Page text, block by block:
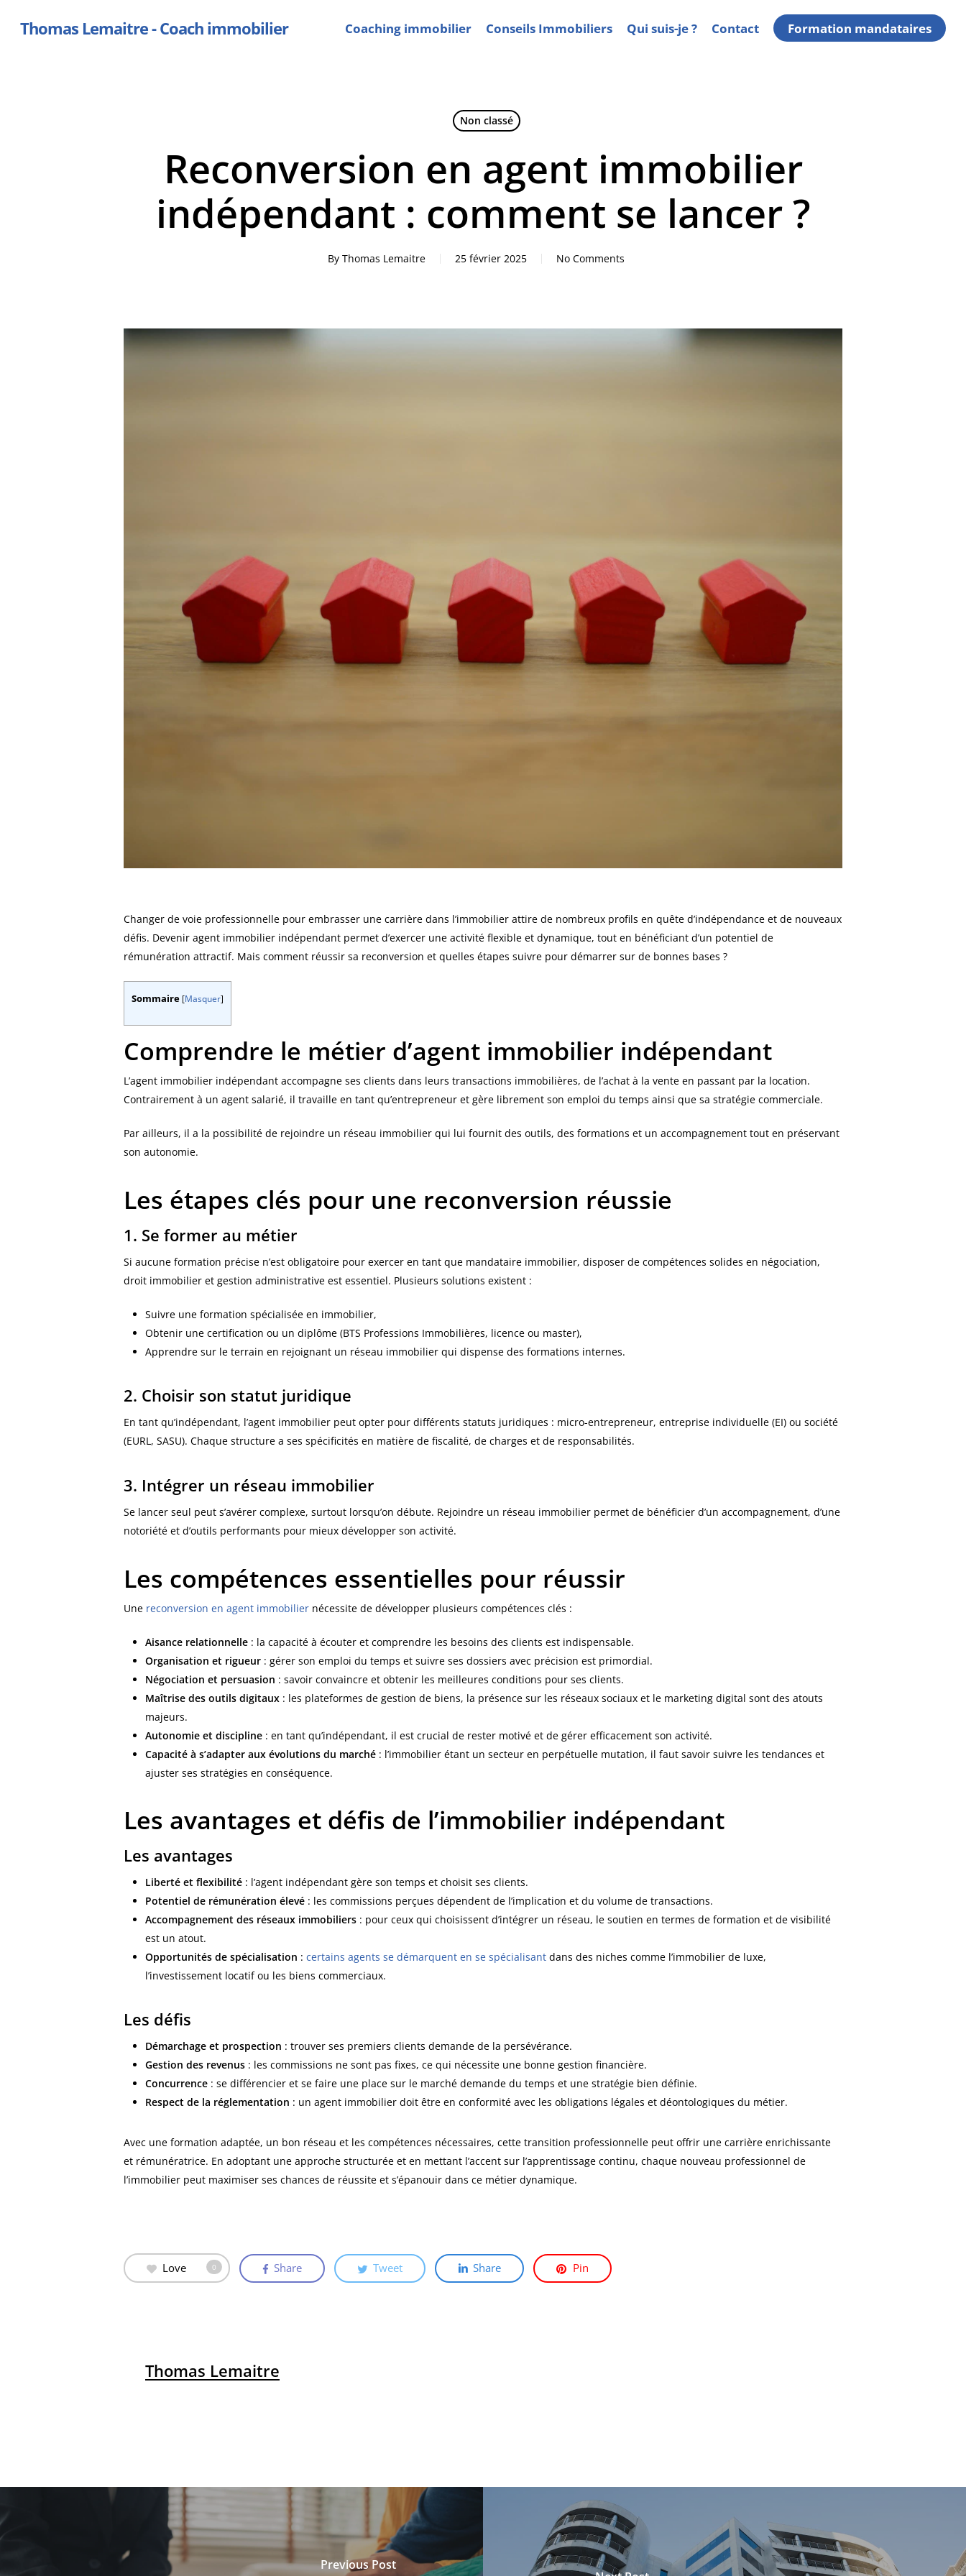
Thomas Lemaitre - Coach immobilier Coaching immobilier Conseils Immobiliers Qui suis-je ? Contact Formation mandataires
Non classé
Reconversion en agent immobilier
indépendant : comment se lancer ?
By Thomas Lemaitre 25 février 2025 No Comments
Changer de voie professionnelle pour embrasser une carrière dans l’immobilier attire de nombreux profils en quête d’indépendance et de nouveaux
défis. Devenir agent immobilier indépendant permet d’exercer une activité flexible et dynamique, tout en bénéficiant d’un potentiel de
rémunération attractif. Mais comment réussir sa reconversion et quelles étapes suivre pour démarrer sur de bonnes bases ?
Sommaire [Masquer]
Comprendre le métier d’agent immobilier indépendant
L’agent immobilier indépendant accompagne ses clients dans leurs transactions immobilières, de l’achat à la vente en passant par la location.
Contrairement à un agent salarié, il travaille en tant qu’entrepreneur et gère librement son emploi du temps ainsi que sa stratégie commerciale.
Par ailleurs, il a la possibilité de rejoindre un réseau immobilier qui lui fournit des outils, des formations et un accompagnement tout en préservant
son autonomie.
Les étapes clés pour une reconversion réussie
1. Se former au métier
Si aucune formation précise n’est obligatoire pour exercer en tant que mandataire immobilier, disposer de compétences solides en négociation,
droit immobilier et gestion administrative est essentiel. Plusieurs solutions existent :
Suivre une formation spécialisée en immobilier,
Obtenir une certification ou un diplôme (BTS Professions Immobilières, licence ou master),
Apprendre sur le terrain en rejoignant un réseau immobilier qui dispense des formations internes.
2. Choisir son statut juridique
En tant qu’indépendant, l’agent immobilier peut opter pour différents statuts juridiques : micro-entrepreneur, entreprise individuelle (EI) ou société
(EURL, SASU). Chaque structure a ses spécificités en matière de fiscalité, de charges et de responsabilités.
3. Intégrer un réseau immobilier
Se lancer seul peut s’avérer complexe, surtout lorsqu’on débute. Rejoindre un réseau immobilier permet de bénéficier d’un accompagnement, d’une
notoriété et d’outils performants pour mieux développer son activité.
Les compétences essentielles pour réussir
Une reconversion en agent immobilier nécessite de développer plusieurs compétences clés :
Aisance relationnelle : la capacité à écouter et comprendre les besoins des clients est indispensable.
Organisation et rigueur : gérer son emploi du temps et suivre ses dossiers avec précision est primordial.
Négociation et persuasion : savoir convaincre et obtenir les meilleures conditions pour ses clients.
Maîtrise des outils digitaux : les plateformes de gestion de biens, la présence sur les réseaux sociaux et le marketing digital sont des atouts
majeurs.
Autonomie et discipline : en tant qu’indépendant, il est crucial de rester motivé et de gérer efficacement son activité.
Capacité à s’adapter aux évolutions du marché : l’immobilier étant un secteur en perpétuelle mutation, il faut savoir suivre les tendances et
ajuster ses stratégies en conséquence.
Les avantages et défis de l’immobilier indépendant
Les avantages
Liberté et flexibilité : l’agent indépendant gère son temps et choisit ses clients.
Potentiel de rémunération élevé : les commissions perçues dépendent de l’implication et du volume de transactions.
Accompagnement des réseaux immobiliers : pour ceux qui choisissent d’intégrer un réseau, le soutien en termes de formation et de visibilité
est un atout.
Opportunités de spécialisation : certains agents se démarquent en se spécialisant dans des niches comme l’immobilier de luxe,
l’investissement locatif ou les biens commerciaux.
Les défis
Démarchage et prospection : trouver ses premiers clients demande de la persévérance.
Gestion des revenus : les commissions ne sont pas fixes, ce qui nécessite une bonne gestion financière.
Concurrence : se différencier et se faire une place sur le marché demande du temps et une stratégie bien définie.
Respect de la réglementation : un agent immobilier doit être en conformité avec les obligations légales et déontologiques du métier.
Avec une formation adaptée, un bon réseau et les compétences nécessaires, cette transition professionnelle peut offrir une carrière enrichissante
et rémunératrice. En adoptant une approche structurée et en mettant l’accent sur l’apprentissage continu, chaque nouveau professionnel de
l’immobilier peut maximiser ses chances de réussite et s’épanouir dans ce métier dynamique.
Love 0 Share Tweet Share Pin
Thomas Lemaitre
Previous Post